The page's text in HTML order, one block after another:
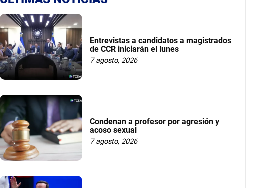
Entrevistas a candidatos a magistrados
de CCR iniciarán el lunes
7 agosto, 2026
Condenan a profesor por agresión y
acoso sexual
7 agosto, 2026